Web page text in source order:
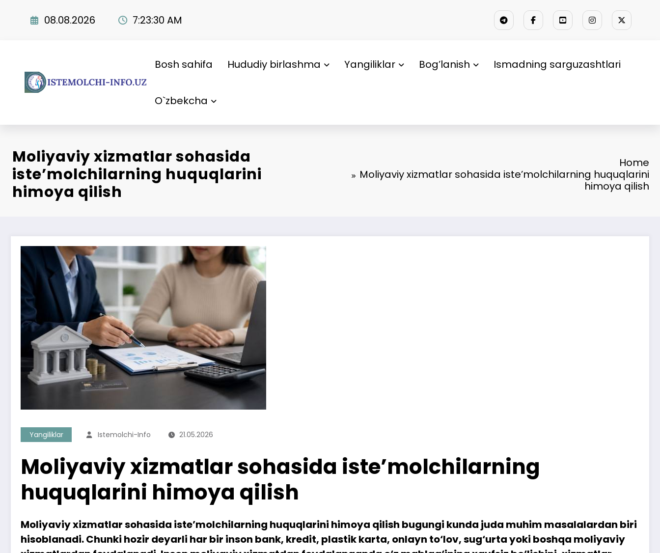
08.08.2026 7:23:31 AM
Bosh sahifa Hududiy birlashma Yangiliklar Bog’lanish Ismadning sarguzashtlari
O`zbekcha
Moliyaviy xizmatlar sohasida
iste’molchilarning huquqlarini
himoya qilish
Home
Moliyaviy xizmatlar sohasida iste’molchilarning huquqlarini
himoya qilish
Yangiliklar Istemolchi-Info 21.05.2026
Moliyaviy xizmatlar sohasida iste’molchilarning
huquqlarini himoya qilish
Moliyaviy xizmatlar sohasida iste’molchilarning huquqlarini himoya qilish bugungi kunda juda muhim masalalardan biri
hisoblanadi. Chunki hozir deyarli har bir inson bank, kredit, plastik karta, onlayn to‘lov, sug‘urta yoki boshqa moliyaviy